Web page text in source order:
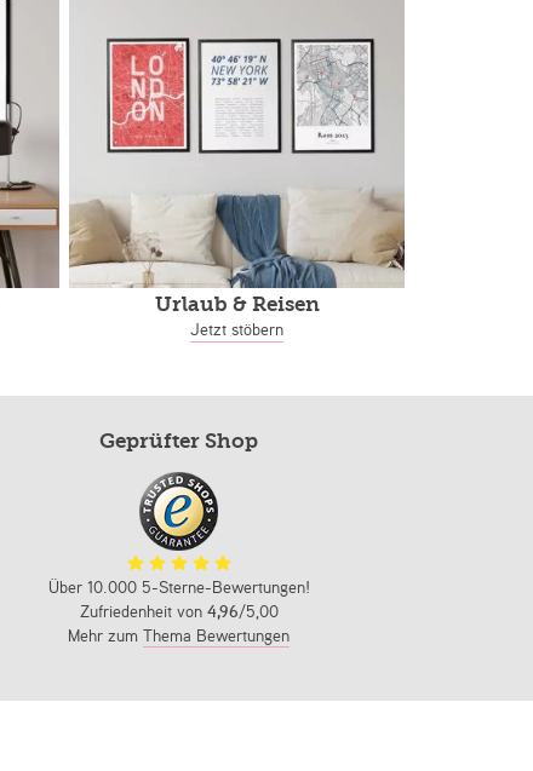
Urlaub & Reisen
Jetzt stöbern
Geprüfter Shop
Über 10.000 5-Sterne-Bewertungen!
Zufriedenheit von 4,96/5,00
Mehr zumThema Bewertungen